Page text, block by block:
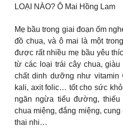
LOẠI NÀO? Ô Mai Hồng Lam
Mẹ bầu trong giai đoạn ốm
đồ chua, và ô mai là một
được rất nhiều mẹ bầu yêu
từ các loại trái cây chua, giàu
chất dinh dưỡng như vitamin
kali, axit folic… tốt cho sức
ngăn ngừa tiểu đường, thiếu
chua miệng, đắng miệng,
thai nhi…